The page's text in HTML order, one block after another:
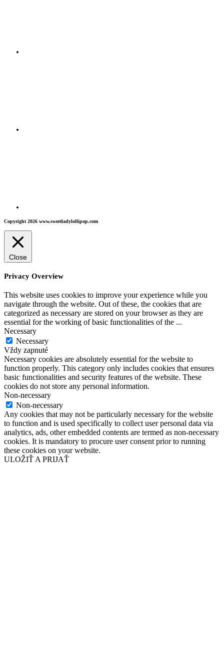
Copyright 2026 www.sweetladylollipop.com
Close
Privacy Overview
This website uses cookies to improve your experience while you
navigate through the website. Out of these, the cookies that are
categorized as necessary are stored on your browser as they are
essential for the working of basic functionalities of the ...
Necessary
Necessary
Vždy zapnuté
Necessary cookies are absolutely essential for the website to
function properly. This category only includes cookies that ensures
basic functionalities and security features of the website. These
cookies do not store any personal information.
Non-necessary
Non-necessary
Any cookies that may not be particularly necessary for the website
to function and is used specifically to collect user personal data via
analytics, ads, other embedded contents are termed as non-necessary
cookies. It is mandatory to procure user consent prior to running
these cookies on your website.
ULOŽIŤ A PRIJAŤ